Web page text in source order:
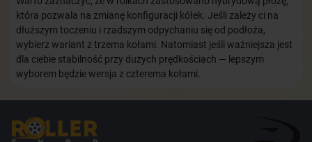
która pozwala na zmianę konfiguracji kółek. Jeśli zależy ci na
dłuższym toczeniu i rzadszym odpychaniu się od podłoża,
wybierz wariant z trzema kołami. Natomiast jeśli ważniejsza jest
dla ciebie stabilność przy dużych prędkościach — lepszym
wyborem będzie wersja z czterema kołami.